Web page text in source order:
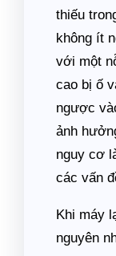
thiếu
không ít
với một
cao bị ố
ngược
ảnh
nguy cơ
các vấn
Khi máy
nguyên